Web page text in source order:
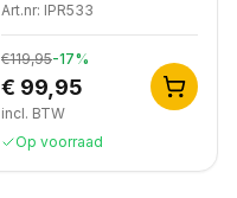
Art.nr: IPR533
€119,95-17%
€ 99,95
incl. BTW
Op voorraad